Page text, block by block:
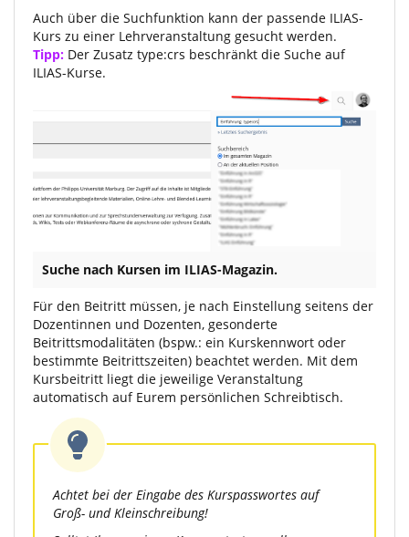
Auch über die Suchfunktion kann der passende ILIAS-
Kurs zu einer Lehrveranstaltung gesucht werden.
Tipp: Der Zusatz type:crs beschränkt die Suche auf
ILIAS-Kurse.
Suche nach Kursen im ILIAS-Magazin.
Für den Beitritt müssen, je nach Einstellung seitens der
Dozentinnen und Dozenten, gesonderte
Beitrittsmodalitäten (bspw.: ein Kurskennwort oder
bestimmte Beitrittszeiten) beachtet werden. Mit dem
Kursbeitritt liegt die jeweilige Veranstaltung
automatisch auf Eurem persönlichen Schreibtisch.
Achtet bei der Eingabe des Kurspasswortes auf
Groß- und Kleinschreibung!